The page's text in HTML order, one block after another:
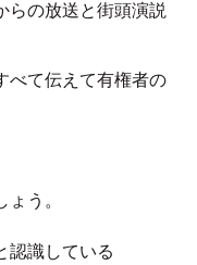
らの放送と街頭演説
べて伝えて有権者の
う。
認識している